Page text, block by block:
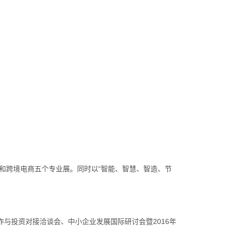
境电商五个专业展。同时以“智能、智慧、智造、节
投资对接洽谈会、中小企业发展国际研讨会暨2016年